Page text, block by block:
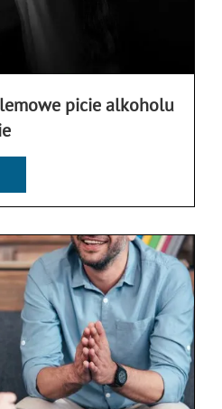
picie alkoholu